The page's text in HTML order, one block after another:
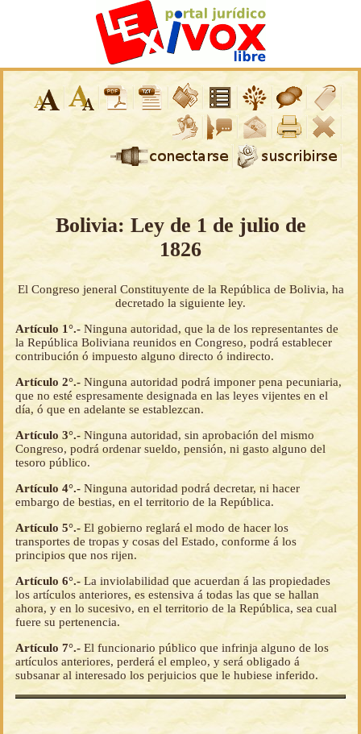
Bolivia: Ley de 1 de julio de
1826
El Congreso jeneral Constituyente de la República de Bolivia, ha
decretado la siguiente ley.
Artículo 1°.- Ninguna autoridad, que la de los representantes de
la República Boliviana reunidos en Congreso, podrá establecer
contribución ó impuesto alguno directo ó indirecto.
Artículo 2°.- Ninguna autoridad podrá imponer pena pecuniaria,
que no esté espresamente designada en las leyes vijentes en el
día, ó que en adelante se establezcan.
Artículo 3°.-Ninguna autoridad, sin aprobación del mismo
Congreso, podrá ordenar sueldo, pensión, ni gasto alguno del
tesoro público.
Artículo 4°.- Ninguna autoridad podrá decretar, ni hacer
embargo de bestias, en el territorio de la República.
Artículo 5°.- El gobierno reglará el modo de hacer los
transportes de tropas y cosas del Estado, conforme á los
principios que nos rijen.
Artículo 6°.- La inviolabilidad que acuerdan á las propiedades
los artículos anteriores, es estensiva á todas las que se hallan
ahora, y en lo sucesivo, en el territorio de la República, sea cual
fuere su pertenencia.
Artículo 7°.- El funcionario público que infrinja alguno de los
artículos anteriores, perderá el empleo, y será obligado á
subsanar al interesado los perjuicios que le hubiese inferido.